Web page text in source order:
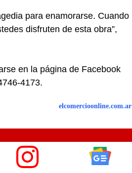
para enamorarse. Cuando
disfruten de esta obra”,
en la página de Facebook
4173.
elcomercioonline.com.ar